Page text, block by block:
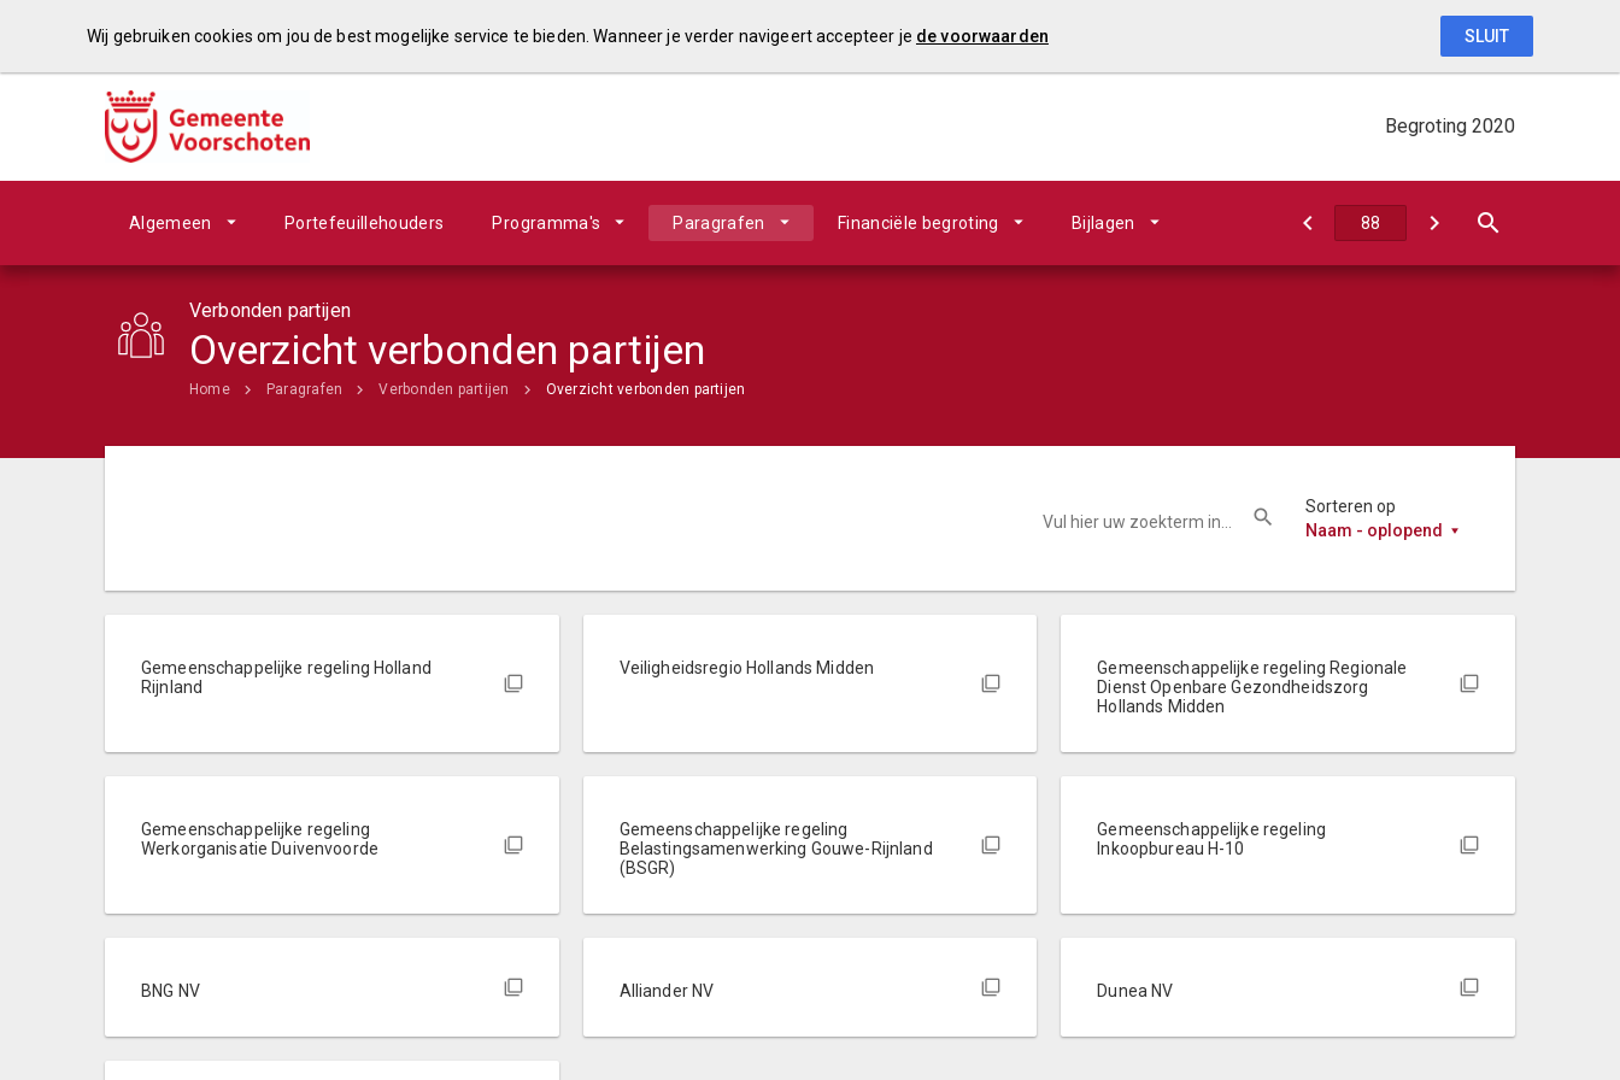
Begroting 2020
Algemeen Portefeuillehouders Programma's Paragrafen Financiële begroting Bijlagen
Verbonden partijen
Overzicht verbonden partijen
Home Paragrafen Verbonden partijen Overzicht verbonden partijen
Sorteren op
Naam - oplopend
Gemeenschappelijke regeling Holland
Rijnland
Veiligheidsregio Hollands Midden
Gemeenschappelijke regeling Regionale
Dienst Openbare Gezondheidszorg
Hollands Midden
Gemeenschappelijke regeling
Werkorganisatie Duivenvoorde
Gemeenschappelijke regeling
Belastingsamenwerking Gouwe-Rijnland
(BSGR)
Gemeenschappelijke regeling
Inkoopbureau H-10
BNG NV Alliander NV Dunea NV
Wij gebruiken cookies om jou de best mogelijke service te bieden. Wanneer je verder navigeert accepteer je de voorwaarden SLUIT